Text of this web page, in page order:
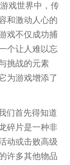
戏世界中，传
和激动人心的
戏不仅成功捕
个让人难以忘
挑战的元素
为游戏增添了
们首先得知道
碎片是一种非
动或击败高级
许多其他物品